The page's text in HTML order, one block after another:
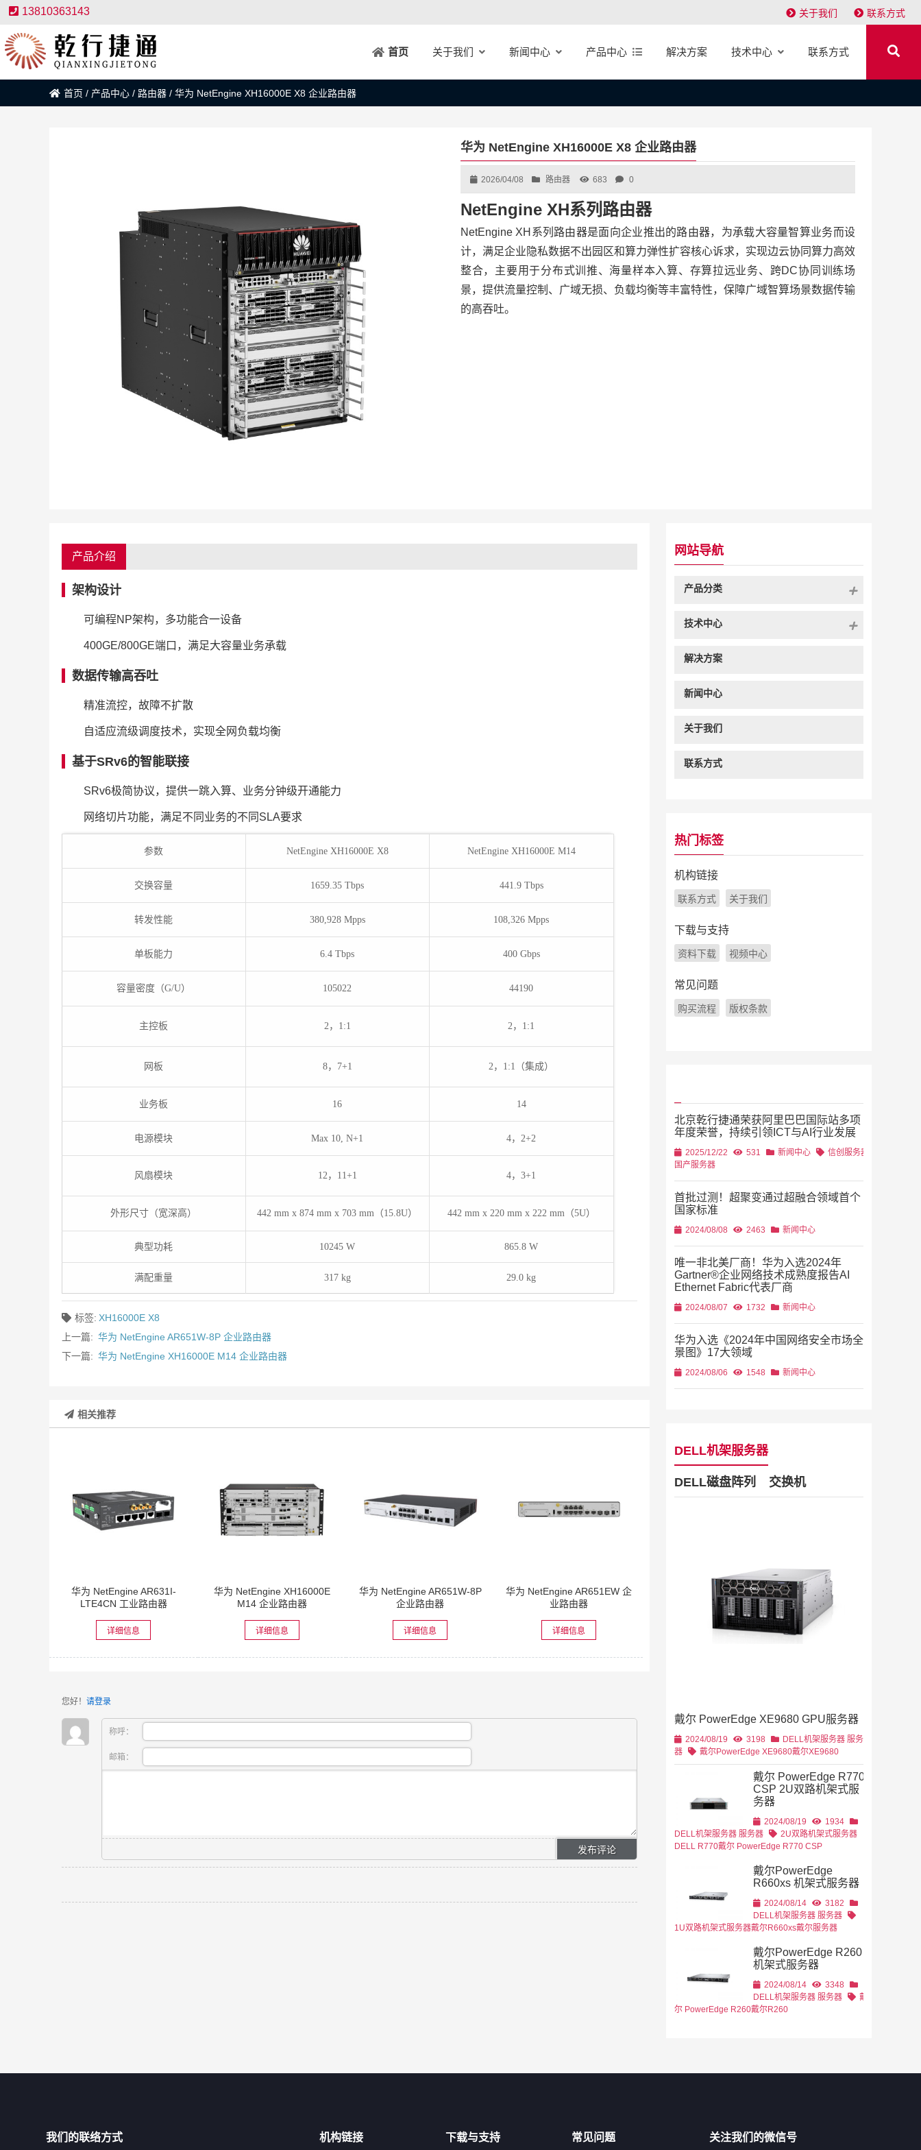
13810363143 关于我们 联系方式
首页 关于我们 新闻中心 产品中心 解决方案 技术中心 联系方式
首页 / 产品中心 / 路由器 / 华为 NetEngine XH16000E X8 企业路由器
华为 NetEngine XH16000E X8 企业路由器
2026/04/08 路由器 683 0
NetEngine XH系列路由器
NetEngine XH系列路由器是面向企业推出的路由器，为承载大容量智算业务而设
计，满足企业隐私数据不出园区和算力弹性扩容核心诉求，实现边云协同算力高效
整合，主要用于分布式训推、海量样本入算、存算拉远业务、跨DC协同训练场
景，提供流量控制、广域无损、负载均衡等丰富特性，保障广域智算场景数据传输
的高吞吐。
产品介绍
架构设计
可编程NP架构，多功能合一设备
400GE/800GE端口，满足大容量业务承载
数据传输高吞吐
精准流控，故障不扩散
自适应流级调度技术，实现全网负载均衡
基于SRv6的智能联接
SRv6极简协议，提供一跳入算、业务分钟级开通能力
网络切片功能，满足不同业务的不同SLA要求
参数 NetEngine XH16000E X8 NetEngine XH16000E M14
交换容量 1659.35 Tbps 441.9 Tbps
转发性能 380,928 Mpps 108,326 Mpps
单板能力 6.4 Tbps 400 Gbps
容量密度（G/U） 105022 44190
主控板 2，1:1 2，1:1
网板 8，7+1 2，1:1（集成）
业务板 16 14
电源模块 Max 10, N+1 4，2+2
风扇模块 12，11+1 4，3+1
外形尺寸（宽深高） 442 mm x 874 mm x 703 mm（15.8U） 442 mm x 220 mm x 222 mm（5U）
典型功耗 10245 W 865.8 W
满配重量 317 kg 29.0 kg
标签: XH16000E X8
上一篇: 华为 NetEngine AR651W-8P 企业路由器
下一篇: 华为 NetEngine XH16000E M14 企业路由器
相关推荐
华为 NetEngine AR631I-
LTE4CN 工业路由器
详细信息
华为 NetEngine XH16000E
M14 企业路由器
详细信息
华为 NetEngine AR651W-8P
企业路由器
详细信息
华为 NetEngine AR651EW 企
业路由器
详细信息
您好！ 请登录
称呼：
邮箱：
网站导航
产品分类
技术中心
解决方案
新闻中心
关于我们
联系方式
热门标签
机构链接
联系方式 关于我们
下载与支持
资料下载 视频中心
常见问题
购买流程 版权条款
北京乾行捷通荣获阿里巴巴国际站多项
年度荣誉，持续引领ICT与AI行业发展
2025/12/22 531 新闻中心
信创服务器
国产服务器
首批过测！超聚变通过超融合领域首个
国家标准
2024/08/08 2463 新闻中心
唯一非北美厂商！华为入选2024年
Gartner®企业网络技术成熟度报告AI
Ethernet Fabric代表厂商
2024/08/07 1732 新闻中心
华为入选《2024年中国网络安全市场全
景图》17大领域
2024/08/06 1548 新闻中心
DELL机架服务器
DELL磁盘阵列 交换机
戴尔 PowerEdge XE9680 GPU服务器
2024/08/19 3198 DELL机架服务器 服务
器
戴尔PowerEdge XE9680戴尔XE9680
戴尔 PowerEdge R770
CSP 2U双路机架式服
务器
2024/08/19
1934
DELL机架服务器 服务器
2U双路机架式服务器
DELL R770戴尔 PowerEdge R770 CSP
戴尔PowerEdge
R660xs 机架式服务器
2024/08/14
3182
DELL机架服务器 服务器
1U双路机架式服务器戴尔R660xs戴尔服务器
戴尔PowerEdge R260
机架式服务器
2024/08/14
3348
DELL机架服务器 服务器
戴
尔 PowerEdge R260戴尔R260
我们的联络方式 机构链接 下载与支持 常见问题 关注我们的微信号